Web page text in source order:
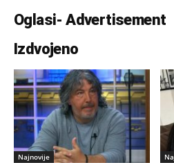
Oglasi- Advertisement
Izdvojeno
Najnovije